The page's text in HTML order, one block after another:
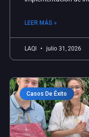
LEER MÁS »
LAQI julio 31, 2026
Casos De Éxito